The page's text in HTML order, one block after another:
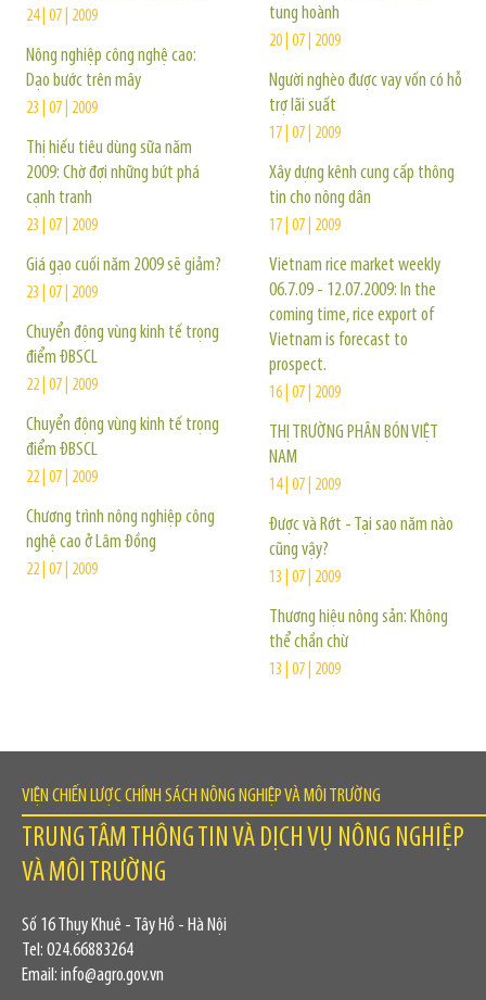
24 | 07 | 2009
Nông nghiệp công nghệ cao:
Dạo bước trên mây
23 | 07 | 2009
Thị hiếu tiêu dùng sữa năm
2009: Chờ đợi những bứt phá
cạnh tranh
23 | 07 | 2009
Giá gạo cuối năm 2009 sẽ giảm?
23 | 07 | 2009
Chuyển động vùng kinh tế trọng
điểm ĐBSCL
22 | 07 | 2009
Chuyển động vùng kinh tế trọng
điểm ĐBSCL
22 | 07 | 2009
Chương trình nông nghiệp công
nghệ cao ở Lâm Ðồng
22 | 07 | 2009
tung hoành
20 | 07 | 2009
Người nghèo được vay vốn có hỗ
trợ lãi suất
17 | 07 | 2009
Xây dựng kênh cung cấp thông
tin cho nông dân
17 | 07 | 2009
Vietnam rice market weekly
06.7.09 - 12.07.2009: In the
coming time, rice export of
Vietnam is forecast to
prospect.
16 | 07 | 2009
THỊ TRƯỜNG PHÂN BÓN VIỆT
NAM
14 | 07 | 2009
Được và Rớt - Tại sao năm nào
cũng vậy?
13 | 07 | 2009
Thương hiệu nông sản: Không
thể chần chừ
13 | 07 | 2009
VIỆN CHIẾN LƯỢC CHÍNH SÁCH NÔNG NGHIỆP VÀ MÔI TRƯỜNG
TRUNG TÂM THÔNG TIN VÀ DỊCH VỤ NÔNG NGHIỆP
VÀ MÔI TRƯỜNG
Số 16 Thụy Khuê - Tây Hồ - Hà Nội
Tel: 024.66883264
Email: info@agro.gov.vn